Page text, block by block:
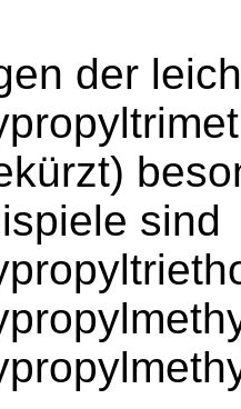
der
sind